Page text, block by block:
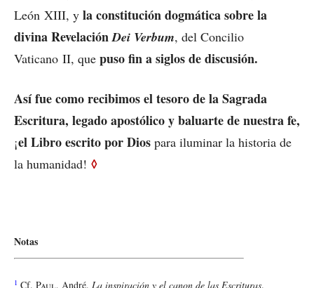
León XIII, y la constitución dogmática sobre la
divina RevelaciónDei Verbum, del Concilio
Vaticano II, que puso fin a siglos de discusión.
Así fue como recibimos el tesoro de la Sagrada
Escritura, legado apostólico y baluarte de nuestra fe,
¡el Libro escrito por Dios para iluminar la historia de
la humanidad! ◊
Notas
1 Cf. Paul, André. La inspiración y el canon de las Escrituras.